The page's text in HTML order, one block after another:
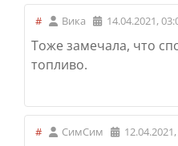
# Вика 14.04.2021,
Тоже замечала, что
топливо.
# СимСим